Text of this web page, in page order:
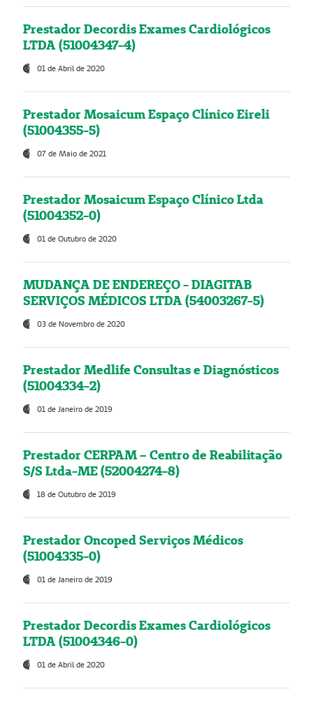
Prestador Decordis Exames Cardiológicos
LTDA (51004347-4)
01 de Abril de 2020
Prestador Mosaicum Espaço Clínico Eireli
(51004355-5)
07 de Maio de 2021
Prestador Mosaicum Espaço Clínico Ltda
(51004352-0)
01 de Outubro de 2020
MUDANÇA DE ENDEREÇO - DIAGITAB
SERVIÇOS MÉDICOS LTDA (54003267-5)
03 de Novembro de 2020
Prestador Medlife Consultas e Diagnósticos
(51004334-2)
01 de Janeiro de 2019
Prestador CERPAM – Centro de Reabilitação
S/S Ltda-ME (52004274-8)
18 de Outubro de 2019
Prestador Oncoped Serviços Médicos
(51004335-0)
01 de Janeiro de 2019
Prestador Decordis Exames Cardiológicos
LTDA (51004346-0)
01 de Abril de 2020